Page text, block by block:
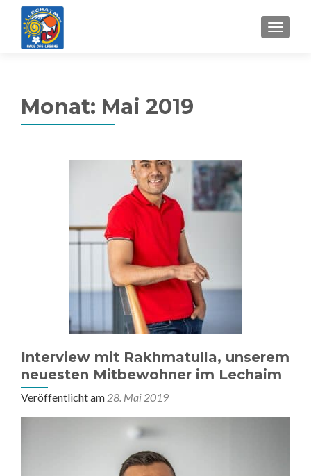
MENU
Monat: Mai 2019
Interview mit Rakhmatulla, unserem
neuesten Mitbewohner im Lechaim
Veröffentlicht am 28. Mai 2019